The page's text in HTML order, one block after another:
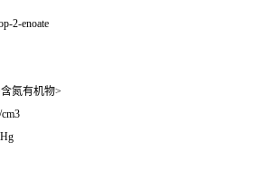
2-enoate
氮有机物>